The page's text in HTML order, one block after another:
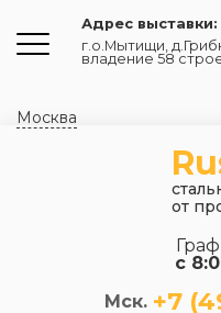
Адрес выставки:
г.о.Мытищи,
владение 58
Москва
от
с
Мск. +7